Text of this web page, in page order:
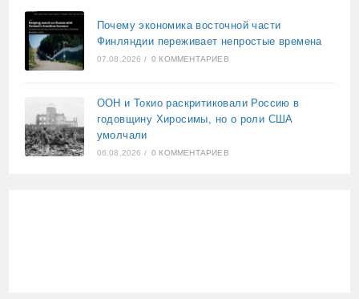
Почему экономика восточной части
Финляндии переживает непростые времена
07.08.2026 / 0 КОММЕНТАРИЕВ
ООН и Токио раскритиковали Россию в
годовщину Хиросимы, но о роли США
умолчали
06.08.2026 / 0 КОММЕНТАРИЕВ